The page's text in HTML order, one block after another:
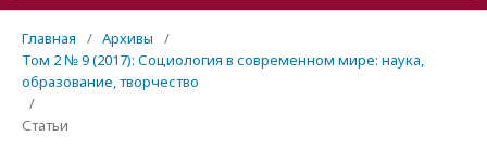
Главная / Архивы
/
Том 2 № 9 (2017): Социология в современном мире: наука,
образование, творчество
/
Статьи